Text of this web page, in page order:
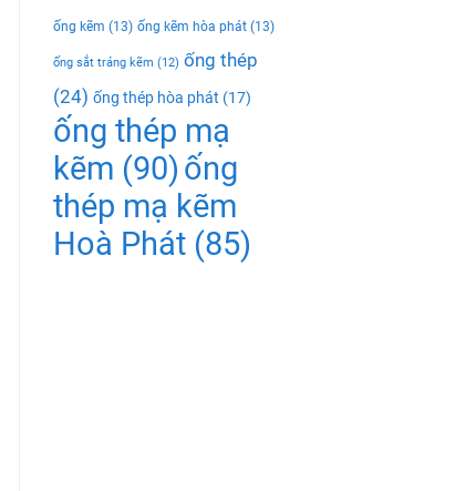
ống kẽm (13) ống kẽm hòa phát(13)
ống sắt tráng kẽm (12) ống thép
(24) ống thép hòa phát (17)
ống thép mạ
kẽm (90) ống
thép mạ kẽm
Hoà Phát(85)